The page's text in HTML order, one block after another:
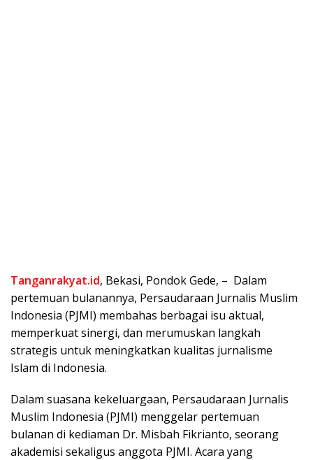
Tanganrakyat.id, Bekasi, Pondok Gede, – Dalam
pertemuan bulanannya, Persaudaraan Jurnalis Muslim
Indonesia (PJMI) membahas berbagai isu aktual,
memperkuat sinergi, dan merumuskan langkah
strategis untuk meningkatkan kualitas jurnalisme
Islam di Indonesia.
Dalam suasana kekeluargaan, Persaudaraan Jurnalis
Muslim Indonesia (PJMI) menggelar pertemuan
bulanan di kediaman Dr. Misbah Fikrianto, seorang
akademisi sekaligus anggota PJMI. Acara yang